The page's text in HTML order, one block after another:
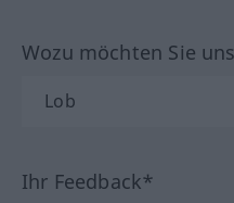
Wozu möchten Sie
Ihr Feedback*